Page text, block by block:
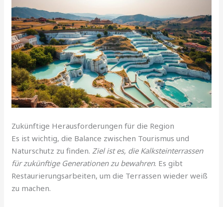
Zukünftige Herausforderungen für die Region
Es ist wichtig, die Balance zwischen Tourismus und
Naturschutz zu finden.Ziel ist es, die Kalksteinterrassen
für zukünftige Generationen zu bewahren. Es gibt
Restaurierungsarbeiten, um die Terrassen wieder weiß
zu machen.